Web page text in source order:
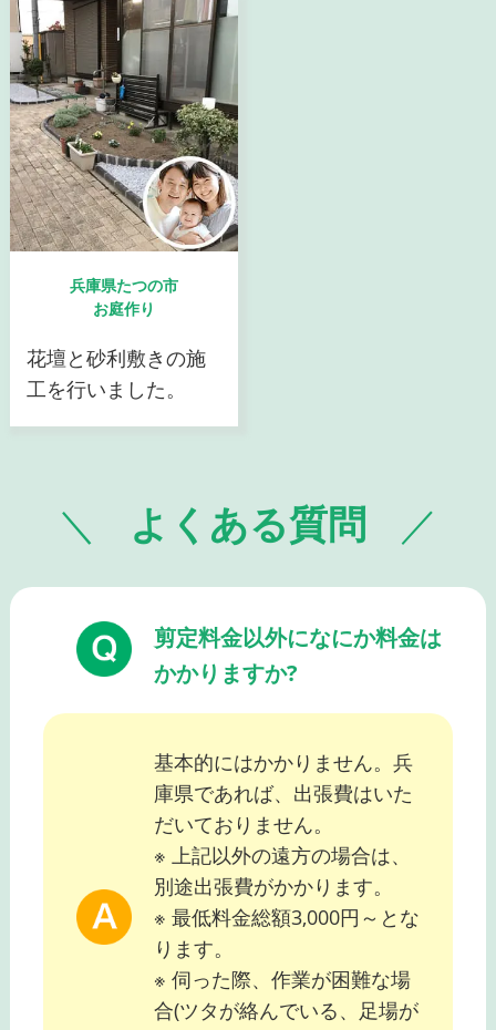
兵庫県たつの市
お庭作り
花壇と砂利敷きの施
工を行いました。
よくある質問
剪定料金以外になにか料金は
かかりますか?
基本的にはかかりません。兵
庫県であれば、出張費はいた
だいておりません。
※ 上記以外の遠方の場合は、
別途出張費がかかります。
※ 最低料金総額3,000円～とな
ります。
※ 伺った際、作業が困難な場
合(ツタが絡んでいる、足場が